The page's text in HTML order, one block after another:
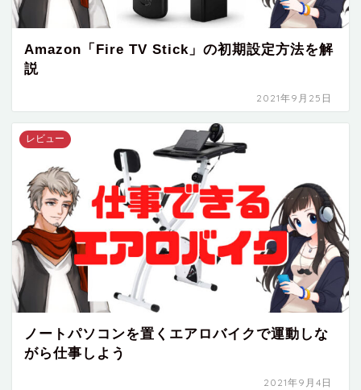
Amazon「Fire TV Stick」の初期設定方法を解
説
2021年9月25日
レビュー
ノートパソコンを置くエアロバイクで運動しな
がら仕事しよう
2021年9月4日